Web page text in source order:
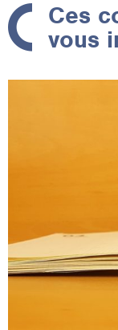
Ces
vous